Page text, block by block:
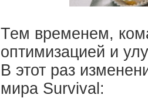
Тем временем,
оптимизацией и
В этот раз
мира Survival: